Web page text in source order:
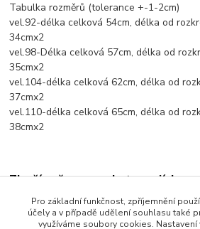
Tabulka rozměrů (tolerance +-1-2cm)
vel.92-délka celková 54cm, délka od
34cmx2
vel.98-Délka celková 57cm, délka od
35cmx2
vel.104-délka celková 62cm, délka od
37cmx2
vel.110-délka celková 65cm, délka od
38cmx2
Zboží zařazeno v kategoriích
Dětské oblečení
Pro základní funkčnost, zpříjemnění
účely a v případě udělení souhlasu také
využíváme soubory cookies.